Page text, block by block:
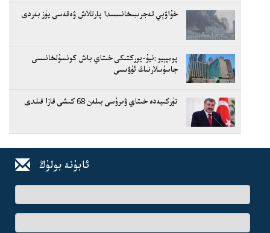
خۇاۋېي تەجرىبىخانىسىدا پارتلاش ۋەقەسى يۈز بەردى
پومپېيو :نيۇ-يوركتىكى خىتاي باش كونسۇلخانىسى
جاسۇسلارنىڭ ئۇۋىسى
تۈركىيەدە خىتاي ۋىرۇسى بىلەن 68 كىشى قازا قىلدى
ئابۇنە بولۇڭ
ئىسىم-
فامىلىڭىز
ئېلخەت
ئادرىسىڭىز